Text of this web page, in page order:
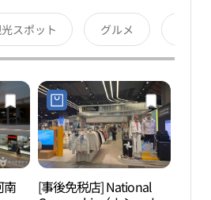
スポット グルメ
南
[事後免税店] National